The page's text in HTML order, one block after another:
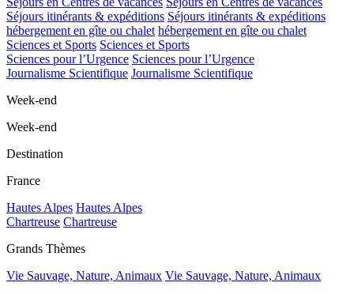
Séjours itinérants & expéditions Séjours itinérants & expéditions
hébergement en gîte ou chalet hébergement en gîte ou chalet
Sciences et Sports Sciences et Sports
Sciences pour l’Urgence Sciences pour l’Urgence
Journalisme Scientifique Journalisme Scientifique
Week-end
Week-end
Destination
France
Hautes Alpes Hautes Alpes
Chartreuse Chartreuse
Grands Thèmes
Vie Sauvage, Nature, Animaux Vie Sauvage, Nature, Animaux